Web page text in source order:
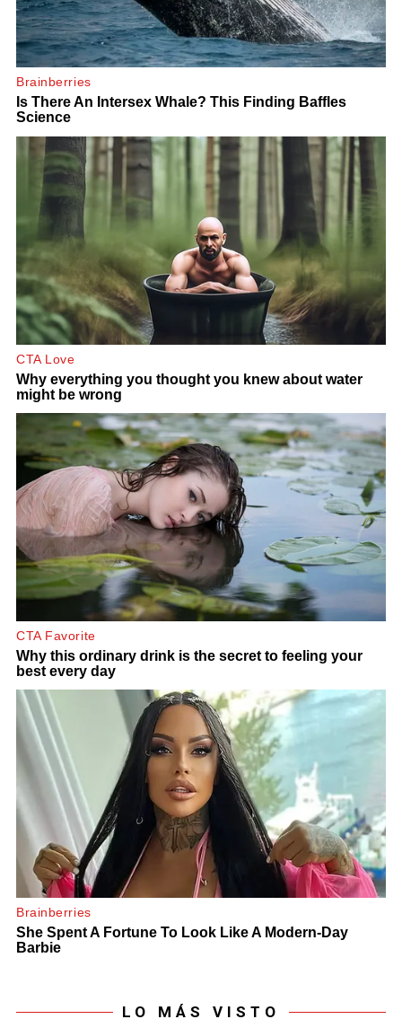
LO MÁS VISTO